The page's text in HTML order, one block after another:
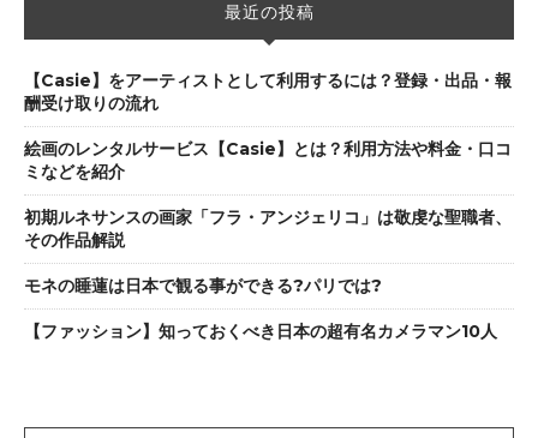
最近の投稿
【Casie】をアーティストとして利用するには？登録・出品・報
酬受け取りの流れ
絵画のレンタルサービス【Casie】とは？利用方法や料金・口コ
ミなどを紹介
初期ルネサンスの画家「フラ・アンジェリコ」は敬虔な聖職者、
その作品解説
モネの睡蓮は日本で観る事ができる?パリでは?
【ファッション】知っておくべき日本の超有名カメラマン10人